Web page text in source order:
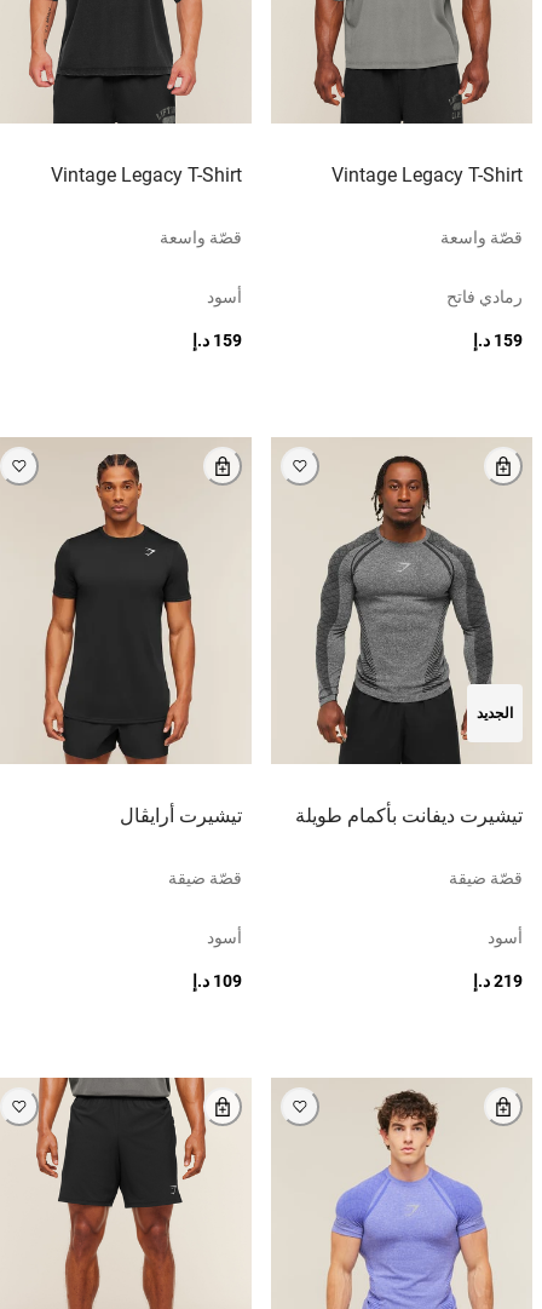
Vintage Legacy T-Shirt
قصّة واسعة
رمادي فاتح
159 د.إ
Vintage Legacy T-Shirt
قصّة واسعة
أسود
159 د.إ
الجديد
تيشيرت ديفانت بأكمام طويلة
قصّة ضيقة
أسود
219 د.إ
تيشيرت أرايڤال
قصّة ضيقة
أسود
109 د.إ